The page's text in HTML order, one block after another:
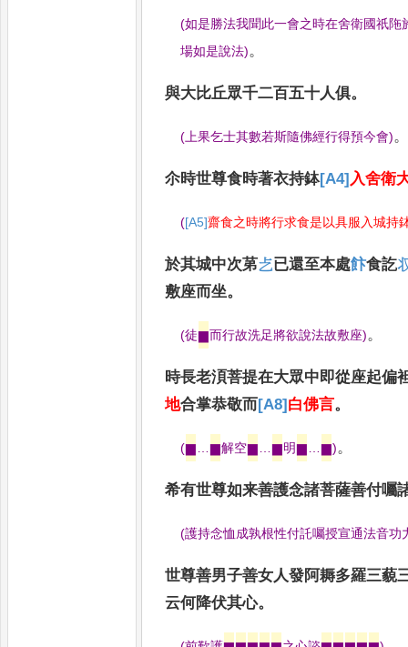
(如是勝法我聞此一會之時在舍衛國祇陁
場如是說法)。
與大比丘眾千二百五十人俱。
(上果乞士其數若斯隨佛經行得預今會)
尒時世尊食時著衣持鉢[A4] 入舍衛
([A5]齋食之時將行求食是以具服入城持
於其城中次苐𠧒已還至本處飰食訖
敷座而坐。
(徒▆而行故洗足將欲說法故敷座)。
時長老湏菩提在大眾中即從座起偏
地合掌恭敬而 [A8] 白佛言。
(▆…▆解空▆…▆明▆…▆)。
希有世尊如来善護念諸菩薩善付囑
(護持念恤成孰根性付託囑授宣通法音功
世尊善男子善女人發阿耨多羅三藐
云何降伏其心。